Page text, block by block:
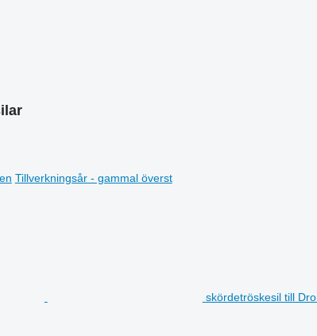
Tillverkningsår - gammal överst
skördetröskesil till